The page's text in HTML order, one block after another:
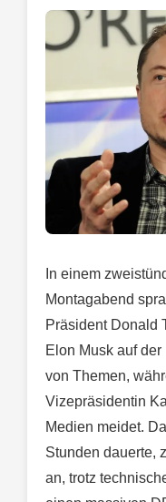
In einem
Montagabend
Präsident Donald
Elon Musk auf
von Themen,
Vizepräsidentin
Medien meidet.
Stunden dauerte,
an, trotz